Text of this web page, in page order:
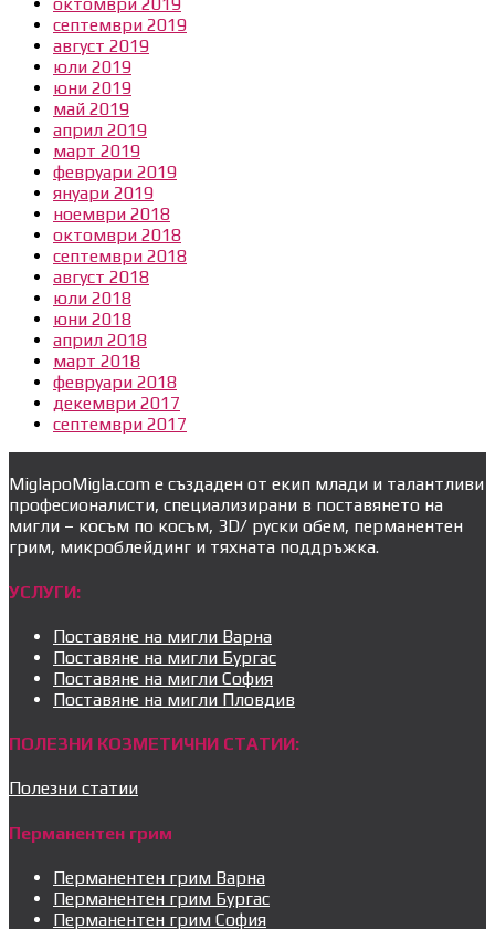
октомври 2019
септември 2019
август 2019
юли 2019
юни 2019
май 2019
април 2019
март 2019
февруари 2019
януари 2019
ноември 2018
октомври 2018
септември 2018
август 2018
юли 2018
юни 2018
април 2018
март 2018
февруари 2018
декември 2017
септември 2017
MiglapoMigla.com е създаден от екип млади и талантливи
професионалисти, специализирани в поставянето на
мигли – косъм по косъм, 3D/ руски обем, перманентен
грим, микроблейдинг и тяхната поддръжка.
УСЛУГИ:
Поставяне на мигли Варна
Поставяне на мигли Бургас
Поставяне на мигли София
Поставяне на мигли Пловдив
ПОЛЕЗНИ КОЗМЕТИЧНИ СТАТИИ:
Полезни статии
Перманентен грим
Перманентен грим Варна
Перманентен грим Бургас
Перманентен грим София